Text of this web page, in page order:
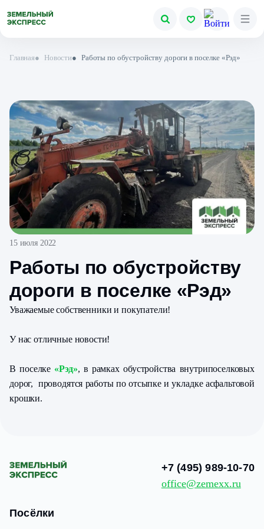
Главная● Новости● Работы по обустройству дороги в поселке «Рэд»
15 июля 2022
Работы по обустройству
дороги в поселке «Рэд»
Уважаемые собственники и покупатели!
У нас отличные новости!
В поселке «Рэд», в рамках обустройства внутрипоселковых
дорог, проводятся работы по отсыпке и укладке асфальтовой
крошки.
Посёлки
+7 (495) 989-10-70
office@zemexx.ru